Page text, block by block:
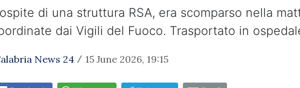
di una struttura RSA, era scomparso nella
dai Vigili del Fuoco. Trasportato in
News 24 / 15 June 2026, 19:15